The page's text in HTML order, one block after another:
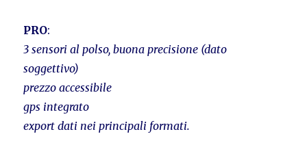
PRO:
3 sensori al polso, buona precisione (dato
soggettivo)
prezzo accessibile
gps integrato
export dati nei principali formati.